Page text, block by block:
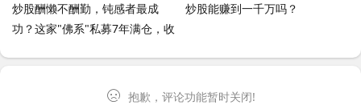
炒股酬懒不酬勤，钝感者最成
功？这家"佛系"私募7年满仓，收
炒股能赚到一千万吗？
抱歉，评论功能暂时关闭!